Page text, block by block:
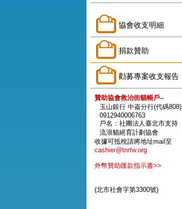
協會收支明細
捐款贊助
勸募專案收支報告
贊助協會救治街貓帳戶--
玉山銀行 中崙分行(代碼808)
0912940006763
戶名：社團法人臺北市支持
流浪貓絕育計劃協會
收據可抵稅請將地址mail至
cashier@tnrtw.org
外幣贊助匯款指示書>>
(北市社會字第3300號)